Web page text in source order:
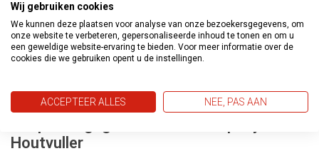
Blijvend Hard Elastisch: Zorgt voor duurzame reparaties.
Vochtongevoelig:Ideaal voor buiten- en binnengebruik.
afwerking.
Houtvuller
Wij gebruiken cookies
We kunnen deze plaatsen voor analyse van onze bezoekersgegevens, om
onze website te verbeteren, gepersonaliseerde inhoud te tonen en om u
een geweldige website-ervaring te bieden. Voor meer informatie over de
cookies die we gebruiken opent u de instellingen.
ACCEPTEER ALLES NEE, PAS AAN